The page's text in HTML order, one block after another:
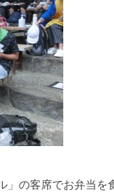
の客席でお弁当を